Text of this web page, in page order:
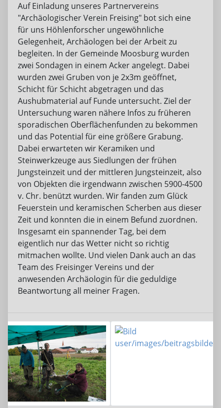
Auf Einladung unseres Partnervereins
"Archäologischer Verein Freising" bot sich eine
für uns Höhlenforscher ungewöhnliche
Gelegenheit, Archäologen bei der Arbeit zu
begleiten. In der Gemeinde Moosburg wurden
zwei Sondagen in einem Acker angelegt. Dabei
wurden zwei Gruben von je 2x3m geöffnet,
Schicht für Schicht abgetragen und das
Aushubmaterial auf Funde untersucht. Ziel der
Untersuchung waren nähere Infos zu früheren
sporadischen Oberflächenfunden zu bekommen
und das Potential für eine größere Grabung.
Dabei erwarteten wir Keramiken und
Steinwerkzeuge aus Siedlungen der frühen
Jungsteinzeit und der mittleren Jungsteinzeit, also
von Objekten die irgendwann zwischen 5900-4500
v. Chr. benützt wurden. Wir fanden zum Glück
Feuerstein und keramischen Scherben aus dieser
Zeit und konnten die in einem Befund zuordnen.
Insgesamt ein spannender Tag, bei dem
eigentlich nur das Wetter nicht so richtig
mitmachen wollte. Und vielen Dank auch an das
Team des Freisinger Vereins und der
anwesenden Archäologin für die geduldige
Beantwortung all meiner Fragen.